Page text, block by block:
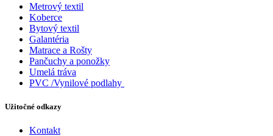
Metrový textil
Koberce
Bytový textil
Galantéria
Matrace a Rošty
Pančuchy a ponožky
Umelá tráva
PVC /Vynilové podlahy
Užitočné odkazy
Kontakt